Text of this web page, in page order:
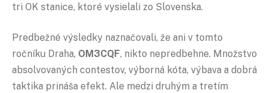
tri OK stanice, ktoré vysielali zo Slovenska.
Predbežné výsledky naznačovali, že ani v tomto
ročníku Draha, OM3CQF, nikto nepredbehne. Množstvo
absolvovaných contestov, výborná kóta, výbava a dobrá
taktika prináša efekt. Ale medzi druhým a tretím